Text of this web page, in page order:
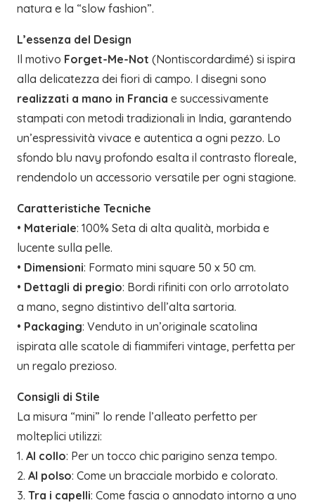
natura e la “slow fashion”.
L’essenza del Design
Il motivo Forget-Me-Not (Nontiscordardimé) si ispira
alla delicatezza dei fiori di campo. I disegni sono
realizzati a mano in Francia e successivamente
stampati con metodi tradizionali in India, garantendo
un’espressività vivace e autentica a ogni pezzo. Lo
sfondo blu navy profondo esalta il contrasto floreale,
rendendolo un accessorio versatile per ogni stagione.
Caratteristiche Tecniche
• Materiale: 100% Seta di alta qualità, morbida e
lucente sulla pelle.
• Dimensioni: Formato mini square 50 x 50 cm.
• Dettagli di pregio: Bordi rifiniti con orlo arrotolato
a mano, segno distintivo dell’alta sartoria.
• Packaging: Venduto in un’originale scatolina
ispirata alle scatole di fiammiferi vintage, perfetta per
un regalo prezioso.
Consigli di Stile
La misura “mini” lo rende l’alleato perfetto per
molteplici utilizzi:
1. Al collo: Per un tocco chic parigino senza tempo.
2. Al polso: Come un bracciale morbido e colorato.
3. Tra i capelli: Come fascia o annodato intorno a uno